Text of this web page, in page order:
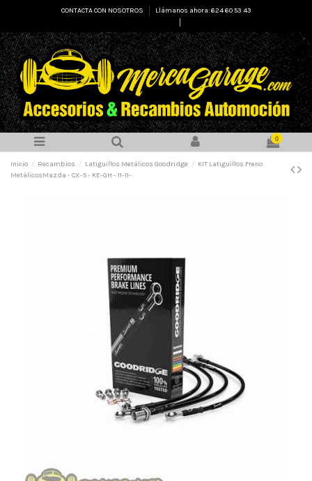
CONTACTA CON NOSOTROS
Llámanos ahora: 624 60 53 43
0
Inicio Recambios Latiguillos Metálicos Goodridge
KIT Latiguillos Freno
MetálicosMazda - CX-5 - KE-GH - 11-11-